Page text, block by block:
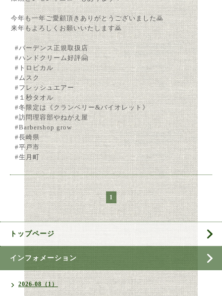
今年も一年ご愛顧頂きありがとうございました🙇
来年もよろしくお願いいたします🙇
#バーデンス正規取扱店
#ハンドクリーム好評🤗
#トロピカル
#ムスク
#フレッシュエアー
#１秒タオル
#冬限定は《クランベリー&バイオレット》
#訪問理容部やねがえ屋
#Barbershop grow
#長崎県
#平戸市
#生月町
1
トップページ
インフォメーション
2026-08（1）